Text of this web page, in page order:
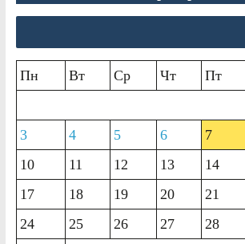
Пн Вт Ср Чт Пт
3
4 5 6 7
10
11 12 13 14
17
18 19 20 21
24
25 26 27 28